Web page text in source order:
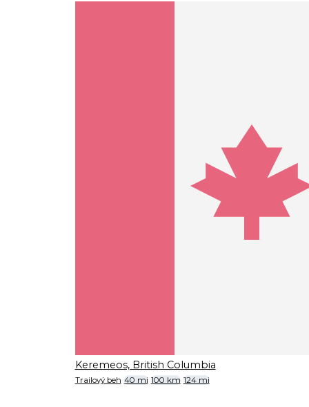
Keremeos, British Columbia
Trailový beh 40 mi 100 km 124 mi